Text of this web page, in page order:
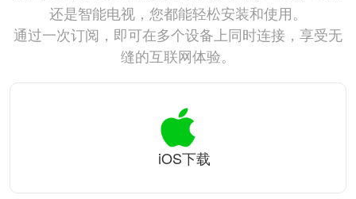
还是智能电视，您都能轻松安装和使用。
通过一次订阅，即可在多个设备上同时连接，享受无
缝的互联网体验。
iOS下载